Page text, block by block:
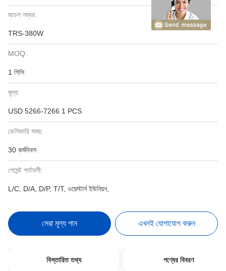
মডেল নম্বর:
TRS-380W
MOQ:
1 পিসি
মূল্য:
USD 5266-7266 1 PCS
ডেলিভারি সময়:
30 কর্মদিবস
পেমেন্ট শর্তাবলী:
L/C, D/A, D/P, T/T, ওয়েস্টার্ন ইউনিয়ন,
সেরা মূল্য পান এখনই যোগাযোগ করুন
বিস্তারিত তথ্য পণ্যের বিবরণ